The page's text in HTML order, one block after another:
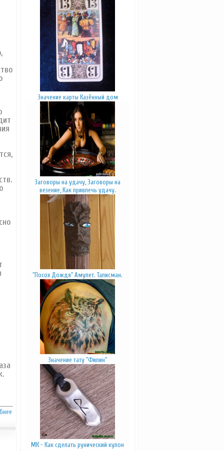
Значение карты Казённый дом
Заговоры на удачу, Заговоры на
везение, Как привлечь удачу.
"Посох Дождя" Амулет. Талисман.
Значение тату "Филин"
МК - Как сделать рунический кулон